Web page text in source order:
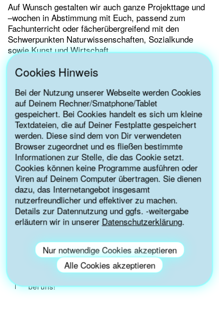
Cookies Hinweis
Bei der Nutzung unserer Webseite werden Cookies
auf Deinem Rechner/Smatphone/Tablet
gespeichert. Bei Cookies handelt es sich um kleine
Textdateien, die auf Deiner Festplatte gespeichert
werden. Diese sind dem von Dir verwendeten
Browser zugeordnet und es fließen bestimmte
Informationen zur Stelle, die das Cookie setzt.
Cookies können keine Programme ausführen oder
Viren auf Deinem Computer übertragen. Sie dienen
dazu, das Internetangebot insgesamt
nutzerfreundlicher und effektiver zu machen.
Details zur Datennutzung und ggfs. -weitergabe
erläutern wir in unserer Datenschutzerklärung.
Nur notwendige Cookies akzeptieren
Alle Cookies akzeptieren
Auf Wunsch gestalten wir auch ganze Projekttage und
–wochen in Abstimmung mit Euch, passend zum
Fachunterricht oder fächerübergreifend mit den
Schwerpunkten Naturwissenschaften, Sozialkunde
sowie Kunst und Wirtschaft.
KONTAKTIERE UNS
Interesse an Bildungsangeboten zu
Leitungswasser? Melde Dich mit Deinen Wünschen
bei uns!